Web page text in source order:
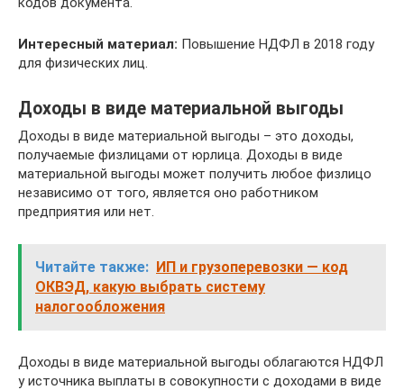
Интересный материал: Повышение НДФЛ в 2018 году
для физических лиц.
Доходы в виде материальной выгоды
Доходы в виде материальной выгоды – это доходы,
получаемые физлицами от юрлица. Доходы в виде
материальной выгоды может получить любое физлицо
независимо от того, является оно работником
предприятия или нет.
Читайте также: ИП и грузоперевозки — код
ОКВЭД, какую выбрать систему
налогообложения
Доходы в виде материальной выгоды облагаются НДФЛ
у источника выплаты в совокупности с доходами в виде